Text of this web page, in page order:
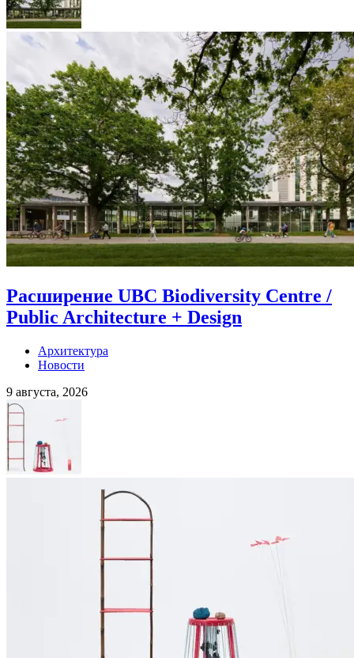
Расширение UBC Biodiversity Centre /
Public Architecture + Design
Архитектура
Новости
9 августа, 2026